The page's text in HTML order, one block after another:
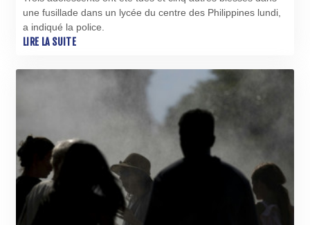
une fusillade dans un lycée du centre des Philippines lundi,
a indiqué la police.
LIRE LA SUITE